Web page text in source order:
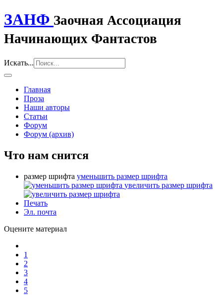
ЗАНФ Заочная Ассоциация
Начинающих Фантастов
Искать...
Главная
Проза
Наши авторы
Статьи
Форум
Форум (архив)
Что нам снится
размер шрифта уменьшить размер шрифта
увеличить размер шрифта
Печать
Эл. почта
Оцените материал
1
2
3
4
5